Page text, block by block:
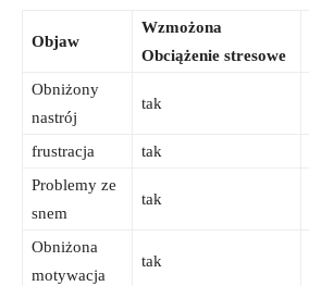
Objaw
Wzmożona
Obciążenie stresowe
Obniżony
nastrój
tak
frustracja
tak
Problemy ⁤ze
snem
tak
Obniżona
motywacja
tak